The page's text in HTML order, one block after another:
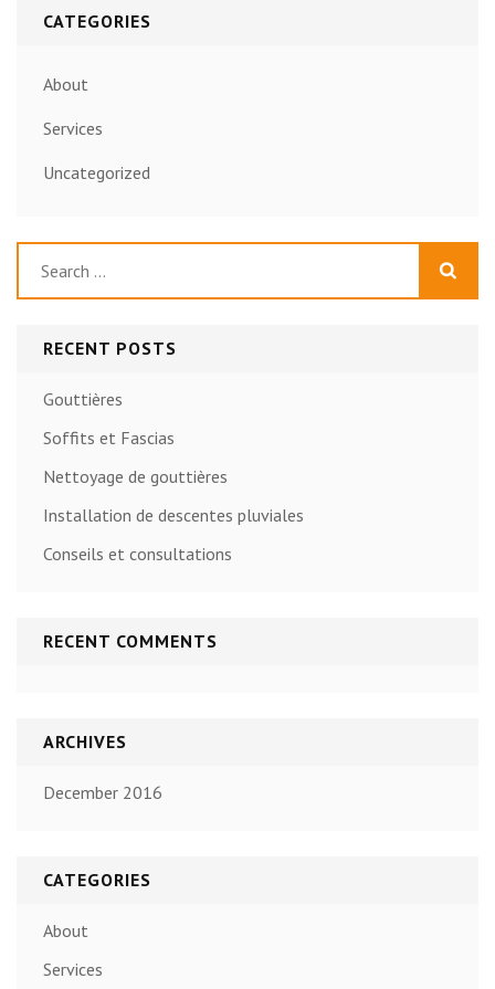
CATEGORIES
About
Services
Uncategorized
for:
RECENT POSTS
Gouttières
Soffits et Fascias
Nettoyage de gouttières
Installation de descentes pluviales
Conseils et consultations
RECENT COMMENTS
ARCHIVES
December 2016
CATEGORIES
About
Services